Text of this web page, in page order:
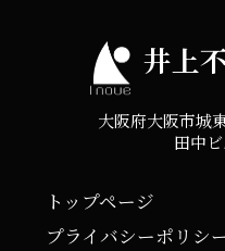
井上
大阪府大阪市城
田中
トップページ
プライバシーポリシ